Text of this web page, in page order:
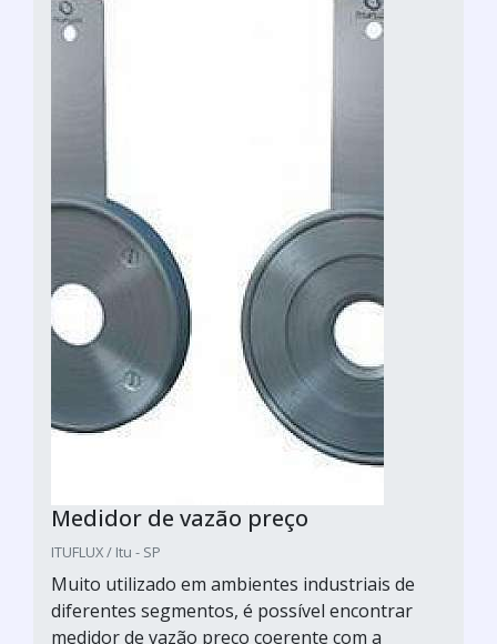
Medidor de vazão preço
ITUFLUX / Itu - SP
Muito utilizado em ambientes industriais de
diferentes segmentos, é possível encontrar
medidor de vazão preço coerente com a